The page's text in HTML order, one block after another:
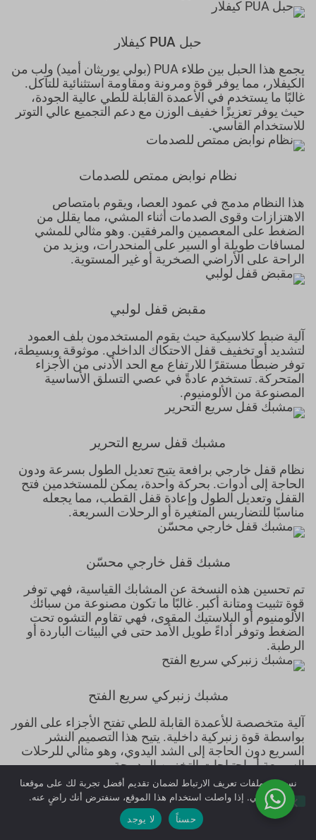
حبل PUA كيفلار
يجمع هذا الحبل بين طلاء PUA (بولي يوريثان أميد) ولب من
الكيفلار، مما يوفر قوة ومرونة ومقاومة استثنائية للتآكل.
غالبًا ما يستخدم في الأعمدة القابلة للطي عالية الجودة،
حيث يوفر تعزيزًا خفيف الوزن مع دعم التجميع عالي التوتر
للاستخدام القاسي.
نظام نوابض ممتص للصدمات
هذا النظام مدمج في عمود العصا، ويقوم بامتصاص
الاهتزازات وقوى الصدمات أثناء المشي، مما يقلل من
الضغط على المعصمين والمرفقين. وهو مثالي للمشي
لمسافات طويلة أو السير على المنحدرات، ويزيد من
الراحة على الأراضي الصخرية أو غير المستوية.
مقبض قفل لولبي
آلية ضبط كلاسيكية حيث يقوم المستخدمون بلف العمود
لتشديد أو تخفيف قفل الاحتكاك الداخلي. موثوقة وبسيطة،
توفر ضبطًا مستقرًا للارتفاع مع الحد الأدنى من الأجزاء
المتحركة. تستخدم عادةً في عصي التسلق الأساسية
المصنوعة من الألومنيوم.
مشبك قفل سريع التحرير
نظام قفل خارجي برافعة يتيح تعديل الطول بسرعة ودون
الحاجة إلى أدوات. بحركة واحدة، يمكن للمستخدمين فتح
القفل وتعديل الطول وإعادة قفل القطب، مما يجعله
مناسبًا للتضاريس المتغيرة أو الرحلات السريعة.
مشبك قفل خارجي محسّن
تم تحسين هذه النسخة عن المشابك القياسية، فهي توفر
قوة تثبيت ومتانة أكبر. غالبًا ما تكون مصنوعة من سبائك
الألومنيوم أو البلاستيك المقوى، فهي تقاوم التشوه تحت
الضغط وتوفر أداءً طويل الأمد حتى في البيئات الباردة أو
الرطبة.
مشبك زنبركي سريع الفتح
آلية متخصصة للأعمدة القابلة للطي تفتح الأجزاء على الفور
بواسطة قوة زنبركية داخلية. يتيح هذا التصميم النشر
السريع دون الحاجة إلى الشد اليدوي، وهو مثالي للرحلات
السريعة أو احتياجات التخزين المدمجة.
تخصيص المواد والوظائف المفضلة لديك
على عصي التسلق
نستخدم ملفات تعريف الارتباط لضمان تقديم أفضل تجربة لك على موقعنا
الإلكتروني. إذا واصلت استخدام هذا الموقع، سنفترض أنك راضٍ عنه.
حسناً
لا يوجد